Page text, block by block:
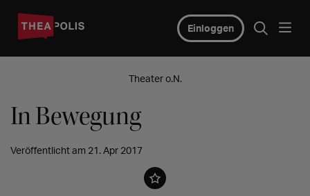
Einloggen
Theater o.N.
In Bewegung
Veröffentlicht am 21. Apr 2017